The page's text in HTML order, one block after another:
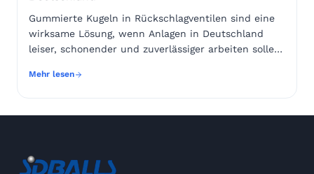
Gummierte Kugeln in Rückschlagventilen sind eine wirksame Lösung, wenn Anlagen in Deutschland leiser, schonender und zuverlässiger arbeiten sollen. Der elastische Mantel dämpft den Aufprall auf den Ventilsitz, verbessert die Abdichtung bei wechselnden Druckverhältnissen und reduziert typische Schlaggeräusche, die bei metallischen Kugeln entstehen können. Besonders in Trinkwasseranlagen, Pumpstationen, Heiz- und Kühlkreisläufen, Abwassertechnik, Industrieprozessen und Gebäudetechnik sind solche Systeme interessant, weil sie Schließgeräusche, Vibrationen und Druckstöße verringern.Für Betreiber in Berlin, Hamburg, München, Köln, Stuttgart, Frankfurt am Main, Leipzig, Bremen und im Ruhrgebiet ist die Auswahl der richtigen Kugel nicht nur eine Frage der Geräuschminderung. Entscheidend sind Medium, Temperatur, Druck, Durchfluss, chemische Belastung, Ventilgeometrie, hygienische Anforderungen und Wartungszugänglichkeit. Eine gummierte Kugel besteht meist aus einem Kern aus Stahl, Edelstahl, Kunststoff oder einem anderen geeigneten Werkstoff und einer Beschichtung aus Elastomer. Je nach Einsatz werden NBR, EPDM, FKM, Silikon oder spezielle Mischungen verwendet.Die kurze Empfehlung lautet: Für Wasser und viele gebäudetechnische Anwendungen ist EPDM häufig geeignet, für ölhaltige Medien eher NBR, für höhere chemische oder thermische Belastung FKM. Bei korrosiven Umgebungen oder hygienischen Anforderungen kann ein Edelstahlkern sinnvoll sein. Bei niedriger Geräuschentwicklung ist eine saubere Rundheit, gleichmäßige Beschichtungsstärke und gute Haftung zwischen Kern und Gummimantel entscheidend.Wer in Deutschland langlebige leise Rückschlagventile beschaffen möchte, sollte nicht nur den Preis der Kugel betrachten, sondern die Gesamtkosten: weniger Lärm, geringere Sitzabnutzung, weniger Wasserschlag, weniger Stillstand und planbare Wartung. Für Serienfertiger, Anlagenbauer und Instandhalter ist ein Lieferpartner wichtig, der technische Beratung, stabile Fertigungsqualität und Materialauswahl aus einer Hand bietet.Rückschlagventile verhindern den Rückfluss eines Mediums. In vielen Bauarten wird eine Kugel durch den Volumenstrom angehoben oder verschoben; bei nachlassendem Durchfluss schließt sie den Sitz wieder. Eine massive Metallkugel kann dabei hörbar auf den Sitz treffen. In Pumpenräumen, Krankenhäusern, Wohngebäuden, Hotels, Laboren oder kommunalen Anlagen wird dieses Geräusch schnell zum Problem. Eine gummierte Kugel wirkt wie ein integriertes Dämpfungselement. Sie nimmt einen Teil der Bewegungsenergie auf, reduziert den harten Kontakt und senkt die Übertragung von Körperschall auf Rohrleitungen.Ein weiterer Vorteil ist die bessere Anpassung an kleine Sitzunregelmäßigkeiten. Die elastische Oberfläche kann minimale Rauheiten oder Fertigungstoleranzen ausgleichen. Dadurch verbessert sich die Dichtheit bei niedrigen Differenzdrücken. In Anlagen mit häufigen Schaltzyklen, etwa Druckerhöhungsanlagen in Mehrfamilienhäusern oder Kühlkreisläufen in Rechenzentren, kann dies den Betrieb deutlich stabilisieren.In Deutschland gewinnt dieses Thema durch strengere Anforderungen an Lärmschutz, Energieeffizienz und Betriebssicherheit an Bedeutung. Betreiber achten zunehmend darauf, dass technische Anlagen nicht nur funktionieren, sondern auch leise und wartungsarm arbeiten. In dicht bebauten Stadtlagen wie Hamburg-HafenCity, München-Schwabing, Frankfurt-Gallus oder Berlin-Mitte sind schallarme Armaturen oft Teil der Gebäudeplanung. Auch in Industrieclustern wie dem Rhein-Main-Gebiet, dem Chemiedreieck Mitteldeutschland, dem Raum Stuttgart oder dem Duisburger Hafen spielen ruhige und robuste Fluidtechnikkomponenten eine wichtige Rolle.Gummierte Kugeln sind besonders nützlich in:Trinkwasser- und Brauchwasseranlagen mit schwankendem Durchfluss Pumpstationen in kommunalen Wasser- und Abwassernetzen Heizungs-, Klima- und Kälteanlagen in Gebäuden Industrieprozessen mit pulsierenden Förderströmen Schiffsausrüstung und Hafenanlagen in Hamburg, Bremen und Rostock landwirtschaftlichen Beregnungs- und Dosiersystemen chemischen Nebenprozessen mit geeigneter Elastomerauswahl AnwendungTypisches ProblemGummierte KugelMetallkugel im VergleichNutzen für BetreiberGebäudetechnikSchließgeräusche in RohrleitungenDämpft den SitzkontaktHärterer AufprallMehr Wohn- und ArbeitskomfortPumpstationDruckstöße nach PumpenstoppSanfteres SchließenHöhere Stoßspitzen möglichSchutz von Pumpen und RohrnetzAbwassertechnikFeststoffe und wechselnde StrömeElastische DichtflächeKann lauter und empfindlicher seinStabilerer BetriebKühlkreislaufHäufige SchaltzyklenGeringere SitzabnutzungMehr KontaktverschleißLängere WartungsintervalleIndustrieanlageVibrationen und GeräuschübertragungReduziert KörperschallÜberträgt Schall stärkerRuhigere ProduktionSchiff und HafenKorrosion und begrenzter BauraumMit passendem Kern anpassbarHohe Masse, harter KontaktBessere Anpassung an EinsatzortDie Tabelle zeigt, dass die gummierte Kugel nicht nur akustische Vorteile bringt. Sie beeinflusst Dichtheit, Lebensdauer, Wartung und Systemschutz. Der Vorteil ist besonders groß, wenn das Ventil häufig schließt oder die Anlage empfindlich auf Druckspitzen reagiert.Die Materialauswahl bestimmt, ob eine gummierte Kugel dauerhaft leise und dicht arbeitet. Der Kern sorgt für Gewicht, Formstabilität und Bewegungsverhalten. Die Beschichtung übernimmt Abdichtung, Dämpfung und Medienkontakt. Beide Komponenten müssen zusammenpassen. Eine schwere Kugel schließt sicher, kann aber mehr Aufprallenergie erzeugen. Eine leichte Kugel reagiert schnell, kann jedoch bei starken Strömungen anders geführt werden. Der Gummimantel muss fest haften, darf sich nicht ablösen und muss gegen Medium, Temperatur und Reinigungsverfahren beständig sein.Bei Wasseranwendungen wird häufig EPDM eingesetzt, da es gegen heißes Wasser, Dampfanteile und viele wässrige Medien gut beständig ist. Für Mineralöle, Fette oder Kraftstoffe ist NBR meist passender. FKM bietet hohe Beständigkeit gegen viele Chemikalien und höhere Temperaturen, ist aber kostenintensiver. Silikon kann bei speziellen Temperatur- oder Hygieneanforderungen interessant sein, besitzt aber nicht in jeder mechanischen Anwendung die beste Abriebfestigkeit.Der Kern kann aus Kohlenstoffstahl, Chromstahl, Edelstahl, Kunststoff oder Keramik bestehen. In vielen industriellen Anwendungen sind Stahlkerne wirtschaftlich und stabil. Bei Korrosionsgefahr oder Trinkwassernähe kann Edelstahl bevorzugt werden. Kunststoffkerne reduzieren Masse und Geräusch, müssen aber die notwendige Maßhaltigkeit und Festigkeit erfüllen. Keramische Kerne sind hart und chemisch beständig, werden aber aufgrund anderer Stoß- und Kostenprofile gezielt eingesetzt.SDBALLS verfügt über langjährige Erfahrung in der Herstellung präziser Stahlkugeln in unterschiedlichen Güteklassen und kann diese Grundlage mit kundenspezifischer Beschaffung weiterer Kugelwerkstoffe verbinden. Für leise Ventilanwendungen ist dies wichtig, weil Rundheit, Oberflächengüte und Maßkonstanz des Kerns die Gleichmäßigkeit der Beschichtung beeinflussen. Informationen zu Qualitätsgrundlagen finden Einkäufer auf der Seite zur technischen Qualitätssicherung.WerkstoffStärkeGrenzeGeeignete MedienVergleichshinweisEPDM-BeschichtungSehr gut bei Wasser und WärmeSchwach bei ÖlenTrinkwasser, Heizung, KühlungLeiser und dichter als blanker Stahl bei WasserNBR-BeschichtungGut bei Öl und FettBegrenzt bei Ozon und hoher WärmeÖlhaltige FlüssigkeitenBesser als EPDM bei öligen MedienFKM-BeschichtungHohe Chemikalien- und WärmebeständigkeitHöhere KostenChemische ProzesseBeständiger als NBR bei anspruchsvollen MedienSilikonbeschichtungBreiter TemperaturbereichMechanisch nicht immer optimalSpezial- und HygienebereicheWeicher, aber nicht immer abriebfesterEdelstahlkernKorrosionsbeständigTeurer als KohlenstoffstahlWasser, Hygiene, AußenanlagenLanglebiger als einfacher Stahl in feuchter UmgebungKunststoffkernGeringe MasseBegrenzte Druck- und TemperaturfestigkeitLeichte Ventile, SonderlösungenLeiser, aber weniger massiv als MetallDie Auswahl sollte immer mit den realen Betriebsdaten erfolgen: Medium, Druck, Temperatur, Strömungsgeschwindigkeit, Taktzahl, Einbaulage und Reinigungschemie. Für Deutschland sind zusätzlich Normen, Trinkwasseranforderungen, Betreiberfreigaben und Dokumentationspflichten zu berücksichtigen.Geräusche in Rückschlagventilen entstehen durch mehrere Mechanismen: Aufprall des Schließelements, turbulente Strömung, Kavitation, Rohrleitungsschwingung und Druckstoß. Eine gummierte Kugel reduziert vor allem das Kontaktgeräusch und Teile des Körperschalls. Sie ersetzt jedoch keine fachgerechte Auslegung. Ein falsch dimensioniertes Ventil kann auch mit Gummikugel laut sein, wenn die Strömungsgeschwindigkeit zu hoch ist oder das Ventil ständig flattert.In der Praxis können leise Kugelrückschlagventile mit elastischer Dichtkugel deutlich niedrigere wahrgenommene Schließgeräusche erzeugen als metallische Ausführungen. Die tatsächlichen Werte hängen von Rohrmaterial, Nennweite, Pumpenkennlinie, Medium und Einbauumgebung ab. In einem Betonpumpenraum in Frankfurt können andere Schallwerte auftreten als in einer Leichtbauinstallation in einem Hotel in München oder in einer Laboranlage in Heidelberg.VentilbauartTypischer GeräuscheindruckSchließverhaltenGummierte Kugel im VergleichGeeignete EinsatzlageKugelrückschlagventil mit MetallkugelDeutlich hörbarer AnschlagRobust, aber hartGummikugel meist leiserUnkritische IndustrieumgebungKugelrückschlagventil mit gummierter KugelGedämpfter SchließtonWeicher SitzkontaktVorteil bei Lärm und DichtheitGebäude, Pumpen, WassertechnikKlappenrückschlagventilKann bei Rückschlag laut seinSchnelle Bewegung der KlappeGummikugel oft ruhiger bei kleinen NennweitenGrößere Leitungen, passende AuslegungFederbelastetes VentilKontrollierter, aber federabhängigSchnelles SchließenGummikugel punktet durch einfache DämpfungDrucksysteme mit klarer KennlinieHubrückschlagventilMittlere GeräuschentwicklungGeführter HubGummikugel kann weniger Sitzsch
Mehr lesen